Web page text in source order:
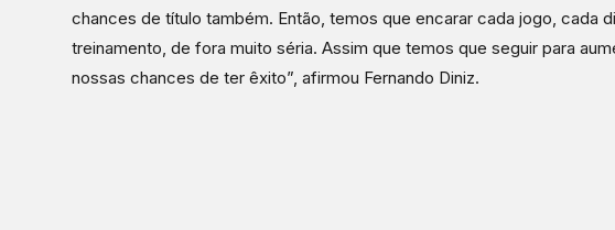
chances de título também. Então, temos que encarar cada jogo, cada
treinamento, de fora muito séria. Assim que temos que seguir para
nossas chances de ter êxito”, afirmou Fernando Diniz.